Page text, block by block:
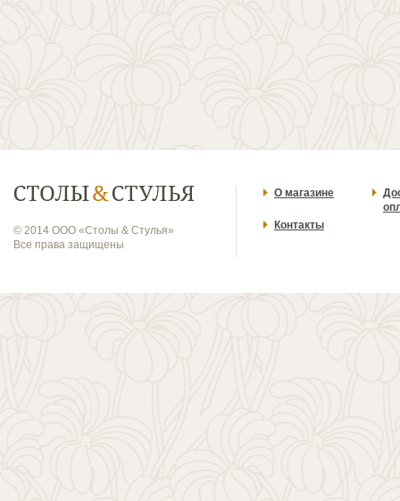
© 2014 ООО «Столы & Стулья»
Все права защищены
О магазине
Контакты